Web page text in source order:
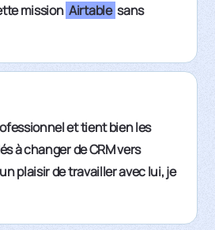
mission Airtable sans
et tient bien les
à changer de CRM vers
plaisir de travailler avec lui, je